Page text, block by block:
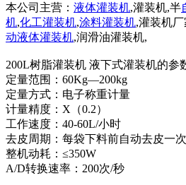
本公司主营： 液体灌装机,灌装机,半
机,化工灌装机,涂料灌装机,灌装机
动液体灌装机,润滑油灌装机,
200L树脂灌装机 液下式灌装机的参
定量范围：60Kg—200kg
定量方式：电子称重计量
计量精度：X（0.2）
工作速度：40-60L/小时
去皮周期：每袋下料前自动去皮一次
整机动耗：≤350W
A/D转换速率：200次/秒